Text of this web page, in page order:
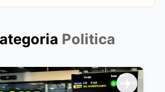
Politica